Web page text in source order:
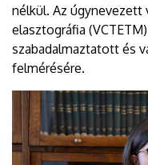
nélkül. Az
elasztográfia
szabadalmaztatott és
felmérésére.